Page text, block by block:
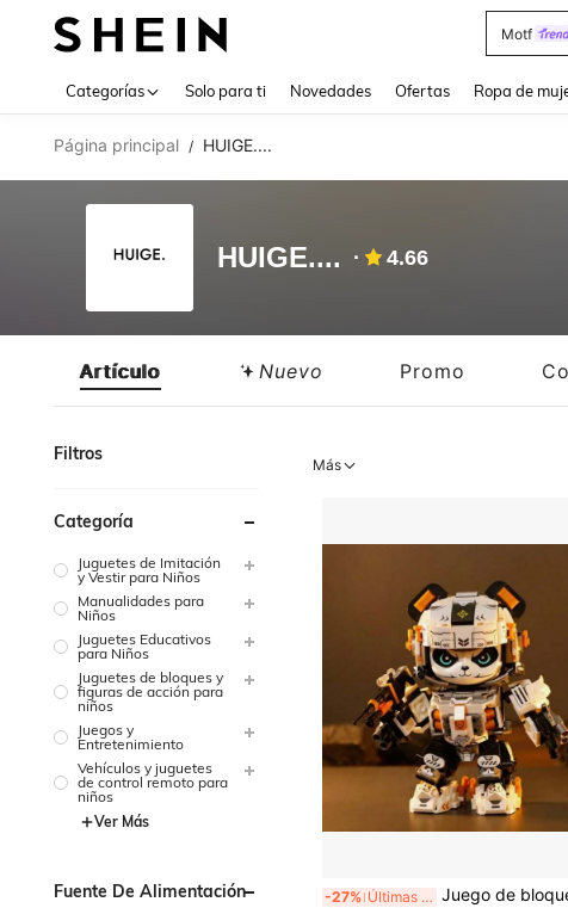
Campera
Categorías Solo para ti Novedades Ofertas Ropa de
Página principal / HUIGE....
HUIGE.... 4.66
Artículo Nuevo Promo
Filtros
Categoría
Juguetes de Imitación
y Vestir para Niños
Manualidades para
Niños
Juguetes Educativos
para Niños
Juguetes de bloques y
figuras de acción para
niños
Juegos y
Entretenimiento
Vehículos y juguetes
de control remoto para
niños
Ver Más
Fuente De Alimentación
Más
-27% Últimas 9 hrs Juego de bloques de construcción de panda mecánico & 12 animales del zodiaco - Decoración de escritorio DIY, alivio del estrés, soledad tranquila, adecuado como regalo